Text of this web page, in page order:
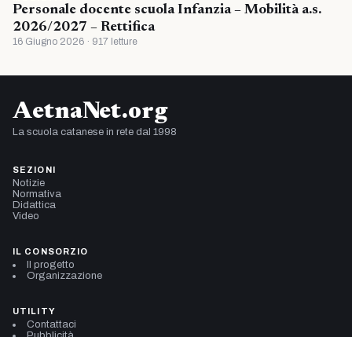
Personale docente scuola Infanzia – Mobilità a.s.
2026/2027 – Rettifica
16 Giugno 2026 · 917 letture
AetnaNet.org
La scuola catanese in rete dal 1998
SEZIONI
Notizie
Normativa
Didattica
Video
IL CONSORZIO
Il progetto
Organizzazione
UTILITY
Contattaci